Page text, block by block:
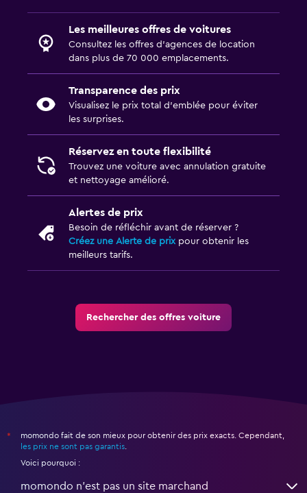
Les meilleures offres de voitures
Consultez les offres d’agences de location
dans plus de 70 000 emplacements.
Transparence des prix
Visualisez le prix total d’emblée pour éviter
les surprises.
Réservez en toute flexibilité
Trouvez une voiture avec annulation gratuite
et nettoyage amélioré.
Alertes de prix
Besoin de réfléchir avant de réserver ?
Créez une Alerte de prixpour obtenir les
meilleurs tarifs.
Rechercher des offres voiture
*
momondo fait de son mieux pour obtenir des prix exacts. Cependant,
les prix ne sont pas garantis.
Voici pourquoi :
momondo n'est pas un site marchand